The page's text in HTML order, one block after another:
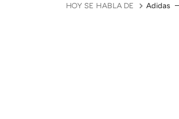
HOY SE HABLA DE Adidas